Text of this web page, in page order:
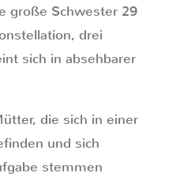
große Schwester 29
drei
sich in absehbarer
die sich in einer
und sich
stemmen